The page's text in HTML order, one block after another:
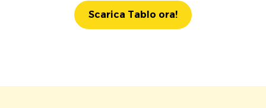
Scarica Tablo ora!